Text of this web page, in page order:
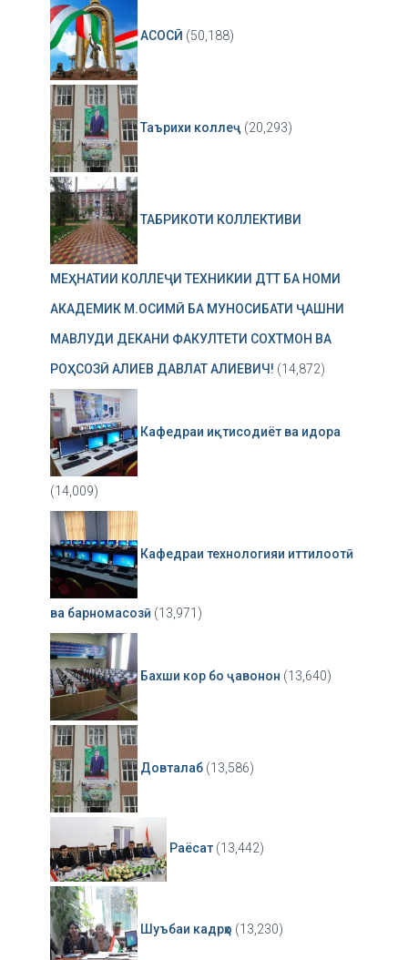
АСОСӢ (50,188)
Таърихи коллеҷ (20,293)
ТАБРИКОТИ КОЛЛЕКТИВИ
МЕҲНАТИИ КОЛЛЕҶИ ТЕХНИКИИ ДТТ БА НОМИ
АКАДЕМИК М.ОСИМӢ БА МУНОСИБАТИ ҶАШНИ
МАВЛУДИ ДЕКАНИ ФАКУЛТЕТИ СОХТМОН ВА
РОҲСОЗӢ АЛИЕВ ДАВЛАТ АЛИЕВИЧ! (14,872)
Кафедраи иқтисодиёт ва идора
(14,009)
Кафедраи технологияи иттилоотӣ
ва барномасозӣ (13,971)
Бахши кор бо ҷавонон (13,640)
Довталаб (13,586)
Раёсат (13,442)
Шуъбаи кадрҳо (13,230)